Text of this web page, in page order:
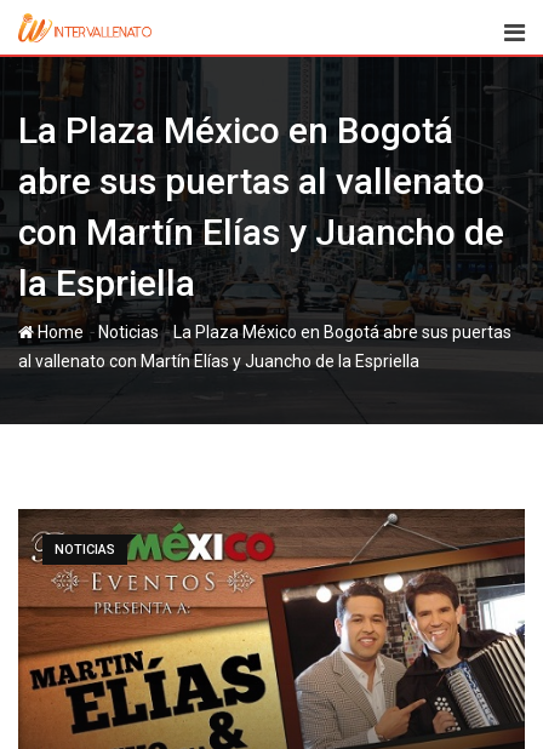
Skip
content
La Plaza México en Bogotá
abre sus puertas al vallenato
con Martín Elías y Juancho de
la Espriella
Home - Noticias-La Plaza México en Bogotá abre sus puertas
al vallenato con Martín Elías y Juancho de la Espriella
NOTICIAS